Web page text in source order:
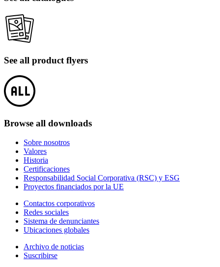
See all product flyers
Browse all downloads
Sobre nosotros
Valores
Historia
Certificaciones
Responsabilidad Social Corporativa (RSC) y ESG
Proyectos financiados por la UE
Contactos corporativos
Redes sociales
Sistema de denunciantes
Ubicaciones globales
Archivo de noticias
Suscribirse